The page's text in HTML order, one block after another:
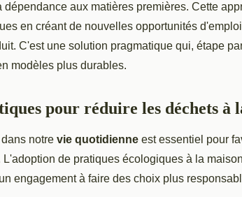
dépendance aux matières premières. Cette
en créant de nouvelles opportunités
C'est une solution pragmatique qui, étape
modèles plus durables.
pour réduire les déchets à
notre vie quotidienne est essentiel pour
de pratiques écologiques à la
engagement à faire des choix plus